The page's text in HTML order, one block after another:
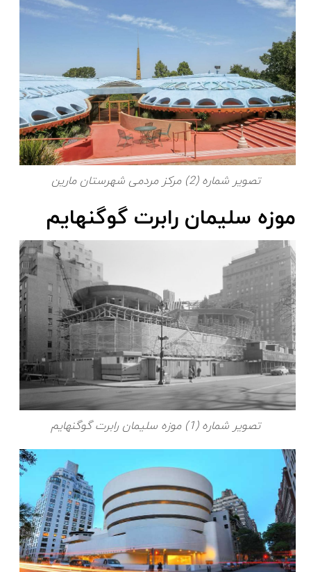
تصویر شماره (2) مرکز مردمی شهرستان مارین
موزه سلیمان رابرت گوگنهایم
تصویر شماره (1) موزه سلیمان رابرت گوگنهایم